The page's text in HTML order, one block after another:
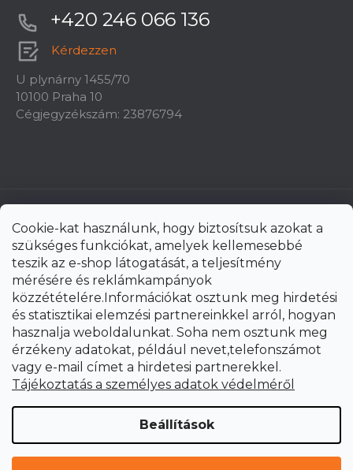
Cookie-kat használunk, hogy biztosítsuk azokat a
szükséges funkciókat, amelyek kellemesebbé
teszik az e-shop látogatását, a teljesítmény
mérésére és reklámkampányok
közzétételére.Információkat osztunk meg hirdetési
és statisztikai elemzési partnereinkkel arról, hogyan
hasznalja weboldalunkat. Soha nem osztunk meg
érzékeny adatokat, például nevet,telefonszámot
vagy e-mail címet a hirdetesi partnerekkel.
Tájékoztatás a személyes adatok védelméről
Beállítások
+420 246 066 136
Kérdezzen
U plynárny 1455/70
10100 Praha 10
Cégjegyzékszám: 23876794
Shoptet Premium készítette
beállítások szerkesztése